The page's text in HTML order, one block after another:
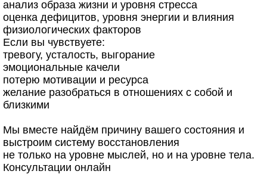
анализ образа жизни и уровня стресса
оценка дефицитов, уровня энергии и влияния
физиологических факторов
Если вы чувствуете:
тревогу, усталость, выгорание
эмоциональные качели
потерю мотивации и ресурса
желание разобраться в отношениях с собой и
близкими
Мы вместе найдём причину вашего состояния и
выстроим систему восстановления
не только на уровне мыслей, но и на уровне тела.
Консультации онлайн